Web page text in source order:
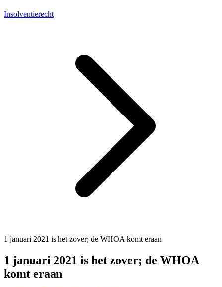
Insolventierecht
1 januari 2021 is het zover; de WHOA komt eraan
1 januari 2021 is het zover; de WHOA
komt eraan